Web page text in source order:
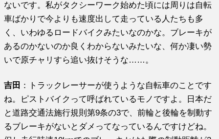
ないです。私がタクシーワーク始めた頃には周りは自転
車ばかりで今よりも速度出して走っている人たちも多
く、いわゆるロードバイクみたいなのかな。ブレーキが
あるのかないのか良くわからないみたいな、何か凄い勢
いで原チャリすら追い抜けそうな……。
吉田 ：トラックレーサーが使うような自転車のことです
ね。ピストバイクって呼ばれているモノですよ。日本だ
と道路交通法施行規則第9条の3で、前輪と後輪を制動す
るブレーキがないとダメってなっているんですけどね。